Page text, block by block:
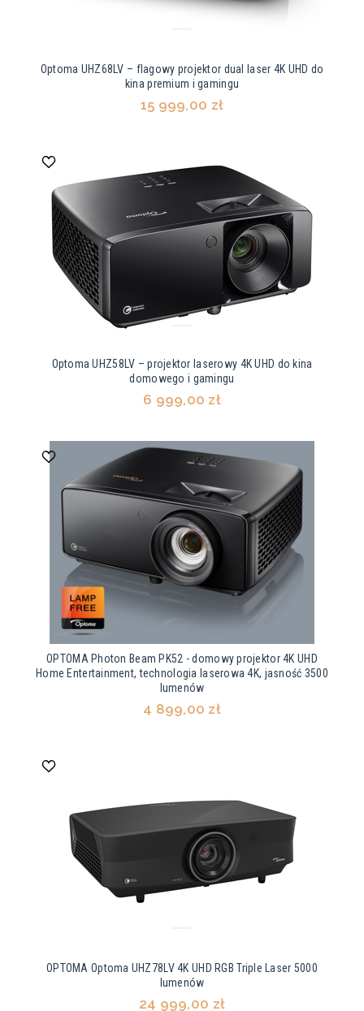
Optoma UHZ68LV – flagowy projektor dual laser 4K UHD do
kina premium i gamingu
15 999,00 zł
Optoma UHZ58LV – projektor laserowy 4K UHD do kina
domowego i gamingu
6 999,00 zł
OPTOMA Photon Beam PK52 - domowy projektor 4K UHD
Home Entertainment, technologia laserowa 4K, jasność 3500
lumenów
4 899,00 zł
OPTOMA Optoma UHZ78LV 4K UHD RGB Triple Laser 5000
lumenów
24 999,00 zł